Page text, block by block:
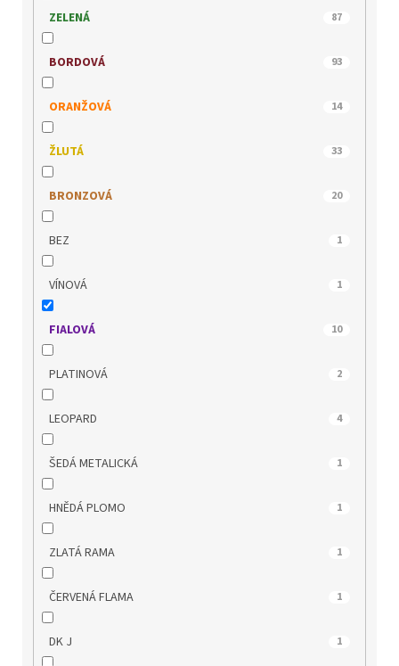
KACPER 0
KLOP 0
LEE COOPER 1
MACIEJKA 0
MARCO TOZZI 0
MEDILINE 0
MUSTANG 0
NIK 0
OLYMPIKUS 0
PICCADILLY 0
POWER 0
QUO VADIS 0
REGARDE LE CIEL 0
REMONTE 0
RIDER 1
ZELENÁ 87
BORDOVÁ 93
ORANŽOVÁ 14
ŽLUTÁ 33
BRONZOVÁ 20
BEZ 1
VÍNOVÁ 1
FIALOVÁ 10
PLATINOVÁ 2
LEOPARD 4
ŠEDÁ METALICKÁ 1
HNĚDÁ PLOMO 1
ZLATÁ RAMA 1
ČERVENÁ FLAMA 1
DK J 1